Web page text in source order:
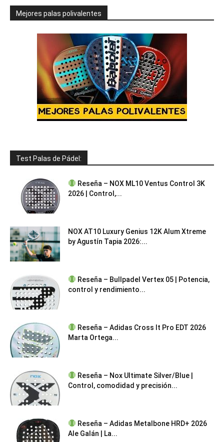
Mejores palas polivalentes
Test Palas de Pádel:
Reseña – NOX ML10 Ventus Control 3K
2026 | Control,...
NOX AT10 Luxury Genius 12K Alum Xtreme
by Agustín Tapia 2026:...
Reseña – Bullpadel Vertex 05 | Potencia,
control y rendimiento...
Reseña – Adidas Cross It Pro EDT 2026
Marta Ortega...
Reseña – Nox Ultimate Silver/Blue |
Control, comodidad y precisión...
Reseña – Adidas Metalbone HRD+ 2026
Ale Galán | La...